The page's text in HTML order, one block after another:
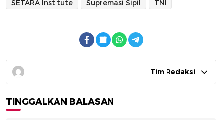
SETARA Institute
Supremasi Sipil TNI
Tim Redaksi
TINGGALKAN BALASAN